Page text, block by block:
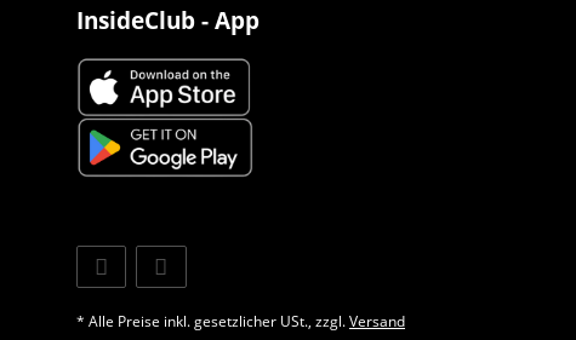
InsideClub - App
* Alle Preise inkl. gesetzlicher USt., zzgl.Versand